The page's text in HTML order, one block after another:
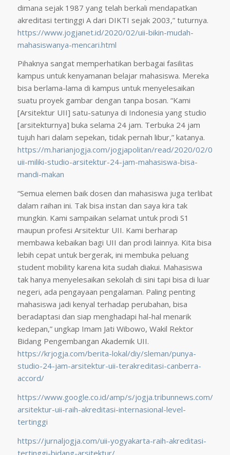
dimana sejak 1987 yang telah berkali mendapatkan
akreditasi tertinggi A dari DIKTI sejak 2003,” tuturnya.
https://www.jogjanet.id/2020/02/uii-bikin-mudah-
mahasiswanya-mencari.html
Pihaknya sangat memperhatikan berbagai fasilitas
kampus untuk kenyamanan belajar mahasiswa. Mereka
bisa berlama-lama di kampus untuk menyelesaikan
suatu proyek gambar dengan tanpa bosan. “Kami
[Arsitektur UII] satu-satunya di Indonesia yang studio
[arsitekturnya] buka selama 24 jam. Terbuka 24 jam
tujuh hari dalam sepekan, tidak pernah libur,” katanya.
https://m.harianjogja.com/jogjapolitan/read/2020/02/07/
uii-miliki-studio-arsitektur-24-jam-mahasiswa-bisa-
mandi-makan
“Semua elemen baik dosen dan mahasiswa juga terlibat
dalam raihan ini. Tak bisa instan dan saya kira tak
mungkin. Kami sampaikan selamat untuk prodi S1
maupun profesi Arsitektur UII. Kami berharap
membawa kebaikan bagi UII dan prodi lainnya. Kita bisa
lebih cepat untuk bergerak, ini membuka peluang
student mobility karena kita sudah diakui. Mahasiswa
tak hanya menyelesaikan sekolah di sini tapi bisa di luar
negeri, ada pengayaan pengalaman. Paling penting
mahasiswa jadi kenyal terhadap perubahan, bisa
beradaptasi dan siap menghadapi hal-hal menarik
kedepan,” ungkap Imam Jati Wibowo, Wakil Rektor
Bidang Pengembangan Akademik UII.
https://krjogja.com/berita-lokal/diy/sleman/punya-
studio-24-jam-arsitektur-uii-terakreditasi-canberra-
accord/
https://www.google.co.id/amp/s/jogja.tribunnews.com/
arsitektur-uii-raih-akreditasi-internasional-level-
tertinggi
https://jurnaljogja.com/uii-yogyakarta-raih-akreditasi-
tertinggi-bidang-arsitektur/